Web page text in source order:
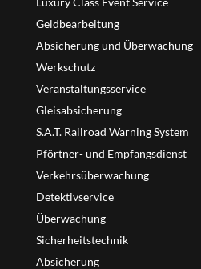
Geldbearbeitung
Absicherung und Überwachung
Werkschutz
Veranstaltungsservice
Gleisabsicherung
S.A.T. Railroad Warning System
Pförtner- und Empfangsdienst
Verkehrsüberwachung
Detektivservice
Überwachung
Sicherheitstechnik
Absicherung